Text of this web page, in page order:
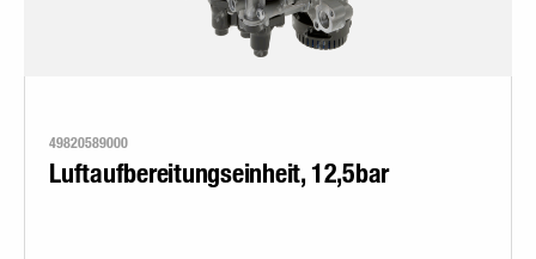
49820589000
Luftaufbereitungseinheit, 12,5bar